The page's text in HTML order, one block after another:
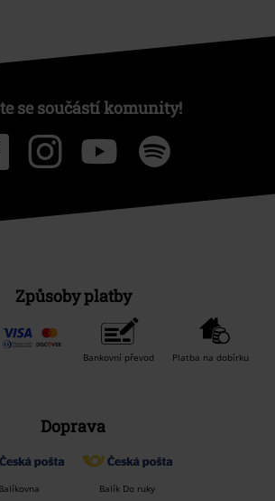
se součástí komunity!
Způsoby platby
Bankovní převod Platba na dobírku
Doprava
Balíkovna Balík Do ruky